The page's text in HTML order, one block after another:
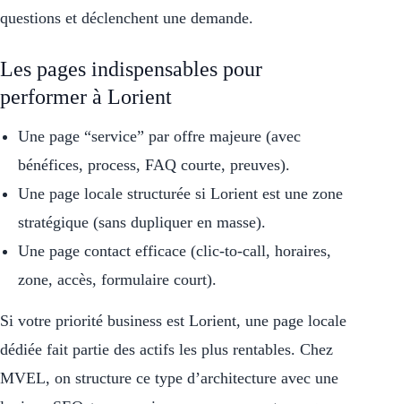
questions et déclenchent une demande.
Les pages indispensables pour
performer à Lorient
Une page “service” par offre majeure (avec
bénéfices, process, FAQ courte, preuves).
Une page locale structurée si Lorient est une zone
stratégique (sans dupliquer en masse).
Une page contact efficace (clic-to-call, horaires,
zone, accès, formulaire court).
Si votre priorité business est Lorient, une page locale
dédiée fait partie des actifs les plus rentables. Chez
MVEL, on structure ce type d’architecture avec une